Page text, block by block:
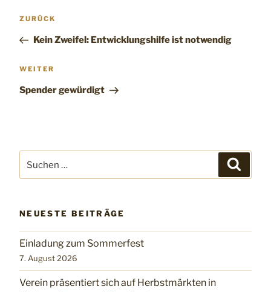
Vorheriger
ZURÜCK
Kein Zweifel: Entwicklungshilfe ist notwendig
Nächster
WEITER
Spender gewürdigt
nach:
NEUESTE BEITRÄGE
Einladung zum Sommerfest
7. August 2026
Verein präsentiert sich auf Herbstmärkten in